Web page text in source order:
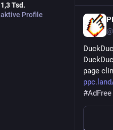
1,3Tsd.
aktive Profile
page
#AdFree